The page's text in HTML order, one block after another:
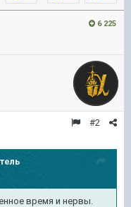
6 225
#2
время и нервы.